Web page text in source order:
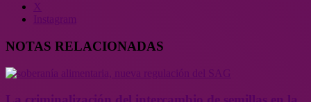
NOTAS RELACIONADAS